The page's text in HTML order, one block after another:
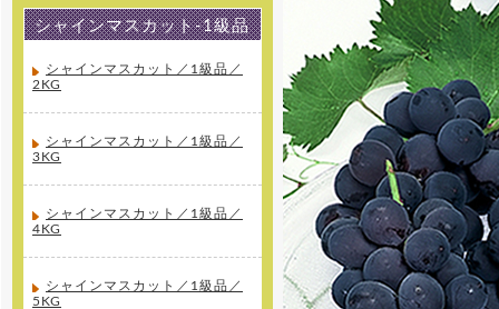
シャインマスカット-1級品
シャインマスカット／1級品／
2KG
シャインマスカット／1級品／
3KG
シャインマスカット／1級品／
4KG
シャインマスカット／1級品／
5KG